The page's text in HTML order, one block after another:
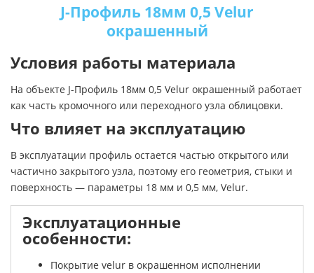
J-Профиль 18мм 0,5 Velur
окрашенный
Условия работы материала
На объекте J-Профиль 18мм 0,5 Velur окрашенный работает
как часть кромочного или переходного узла облицовки.
Что влияет на эксплуатацию
В эксплуатации профиль остается частью открытого или
частично закрытого узла, поэтому его геометрия, стыки и
поверхность — параметры 18 мм и 0,5 мм, Velur.
Эксплуатационные
особенности:
Покрытие velur в окрашенном исполнении